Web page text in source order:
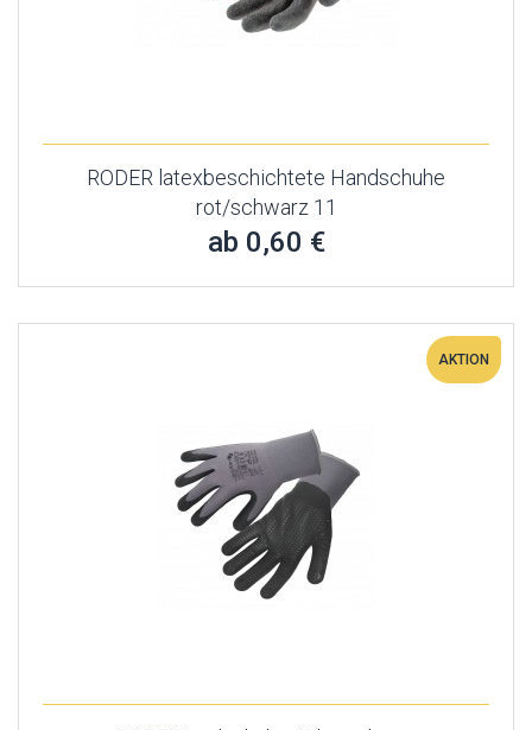
RODER latexbeschichtete Handschuhe
rot/schwarz 11
ab 0,60 €
AKTION